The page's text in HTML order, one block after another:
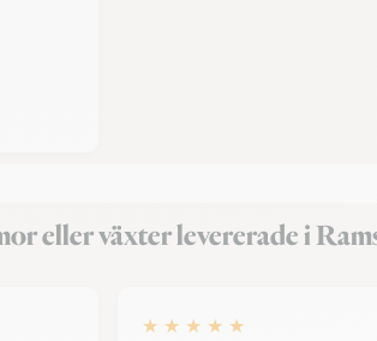
eller växter levererade i
★ ★ ★ ★ ★